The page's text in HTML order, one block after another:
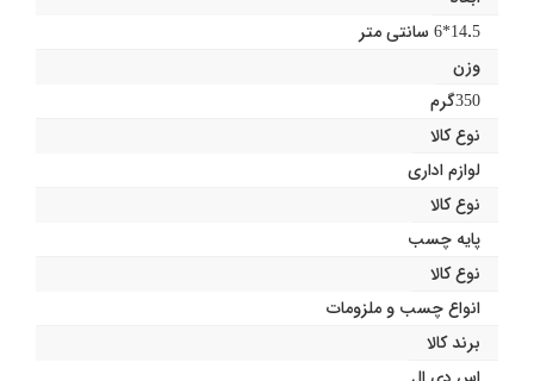
14.5*6 سانتی متر
وزن
350گرم
نوع کالا
لوازم اداری
نوع کالا
پایه چسب
نوع کالا
انواع چسب و ملزومات
برند کالا